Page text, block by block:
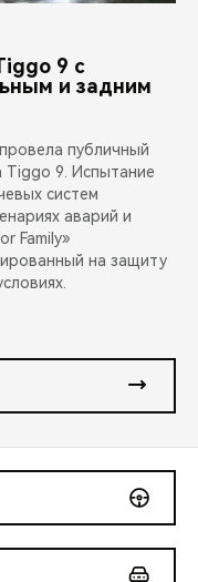
9 с
и задним
публичный
Tiggo 9. Испытание
систем
аварий и
Family»
на защиту